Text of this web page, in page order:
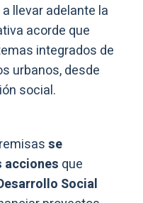
llevar adelante la
acorde que
integrados de
urbanos, desde
social.
se
acciones que
Social